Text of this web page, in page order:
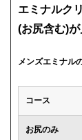
エミナルク
(お尻含む)
メンズエミナル
コース
お尻のみ